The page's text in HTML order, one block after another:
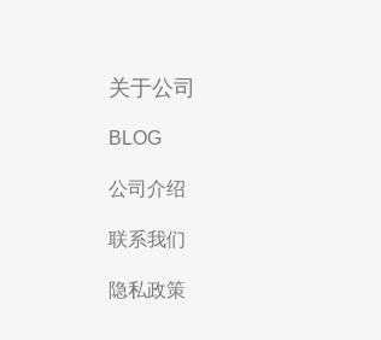
关于公司
BLOG
公司介绍
联系我们
隐私政策